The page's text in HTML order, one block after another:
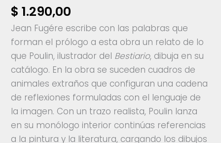
$ 1.290,00
Jean Fugére escribe con las palabras que
forman el prólogo a esta obra un relato de lo
que Poulin, ilustrador del Bestiario, dibuja en su
catálogo. En la obra se suceden cuadros de
animales extraños que configuran una cadena
de reflexiones formuladas con el lenguaje de
la imagen. Con un trazo realista, Poulin lanza
en su monólogo interior continúas referencias
a la pintura y la literatura, cargando los dibujos